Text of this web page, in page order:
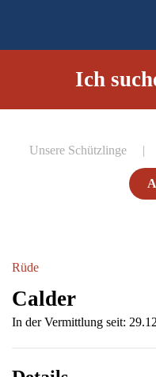
Ich
Unsere Schützlinge
Rüde
Calder
In der Vermittlung seit: